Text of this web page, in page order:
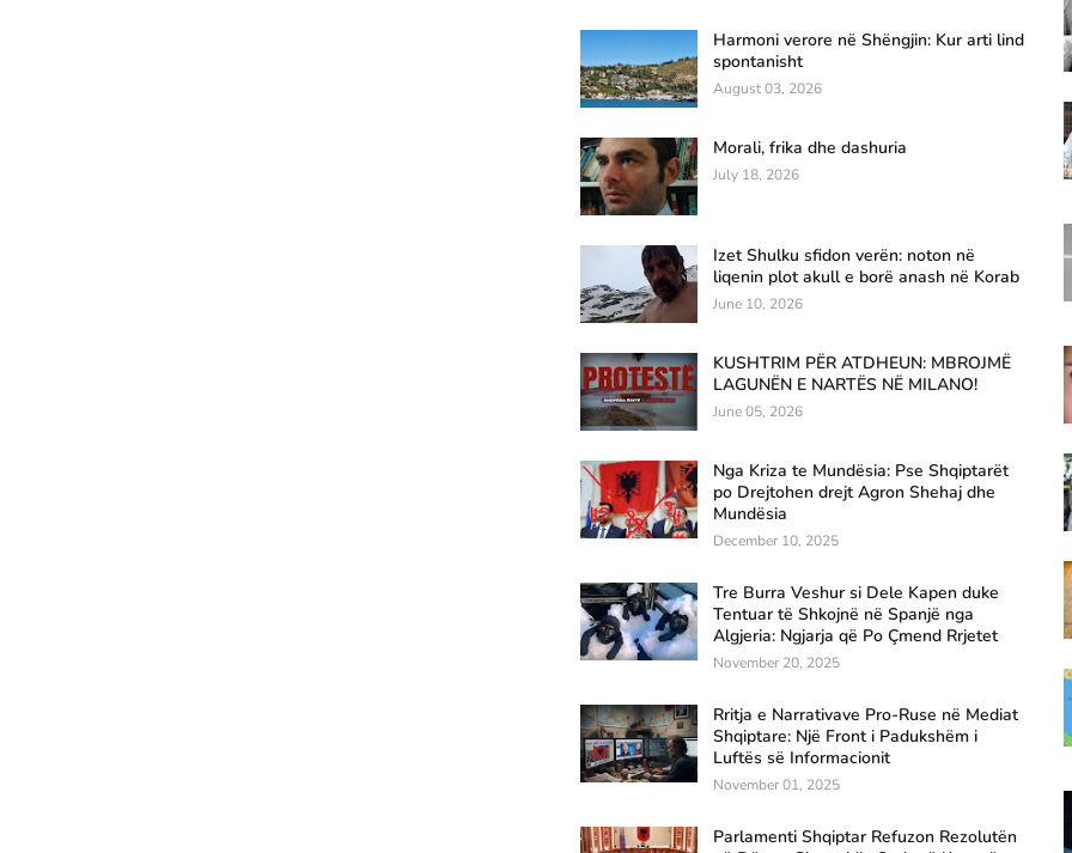
Harmoni verore në Shëngjin: Kur arti lind
spontanisht
August 03, 2026
Morali, frika dhe dashuria
July 18, 2026
Izet Shulku sfidon verën: noton në
liqenin plot akull e borë anash në Korab
June 10, 2026
KUSHTRIM PËR ATDHEUN: MBROJMË
LAGUNËN E NARTËS NË MILANO!
June 05, 2026
Nga Kriza te Mundësia: Pse Shqiptarët
po Drejtohen drejt Agron Shehaj dhe
Mundësia
December 10, 2025
Tre Burra Veshur si Dele Kapen duke
Tentuar të Shkojnë në Spanjë nga
Algjeria: Ngjarja që Po Çmend Rrjetet
November 20, 2025
Rritja e Narrativave Pro-Ruse në Mediat
Shqiptare: Një Front i Padukshëm i
Luftës së Informacionit
November 01, 2025
Parlamenti Shqiptar Refuzon Rezolutën